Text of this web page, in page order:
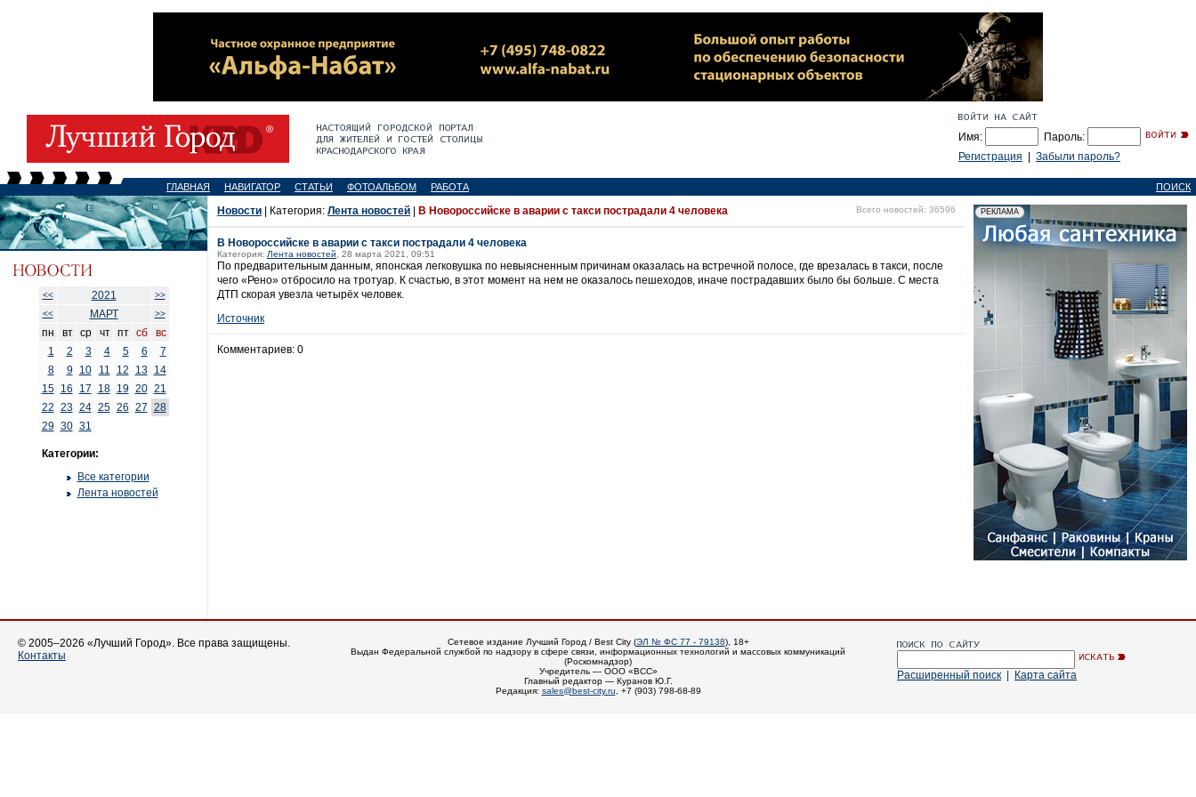
Имя:
Пароль:
Регистрация
Забыли пароль?
ГЛАВНАЯ НАВИГАТОР СТАТЬИ ФОТОАЛЬБОМ РАБОТА ПОИСК
<< 2021
>>
<<
МАРТ >>
пн вт ср чт пт сб
вс
1
2 3 4 5 6
7
8
9 10 11 12 13
14
15
16 17 18 19 20 21
22 23 24 25 26 27 28
29 30 31
Категории:
Все категории
Лента новостей
Новости | Категория: Лента новостей В Новороссийске в аварии с такси пострадали 4 человека Всего новостей: 36596
В Новороссийске в аварии с такси пострадали 4 человека
Категория: Лента новостей , 28 марта 2021, 09:51
По предварительным данным, японская легковушка по невыясненным причинам оказалась на встречной полосе, где врезалась в такси, после
чего «Рено» отбросило на тротуар. К счастью, в этот момент на нем не оказалось пешеходов, иначе пострадавших было бы больше. С места
ДТП скорая увезла четырёх человек.
Источник
Комментариев: 0
© 2005–2026 «Лучший Город». Все права защищены.
Контакты
Сетевое издание Лучший Город / Best City (ЭЛ № ФС 77 - 79138), 18+
Выдан Федеральной службой по надзору в сфере связи, информационных технологий и массовых коммуникаций
(Роскомнадзор)
Учредитель — ООО «ВСС»
Главный редактор — Куранов Ю.Г.
Редакция: sales@best-city.ru , +7 (903) 798-68-89
Расширенный поиск Карта сайта